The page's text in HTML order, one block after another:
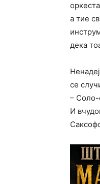
а тие
дека
се
– Соло-
И